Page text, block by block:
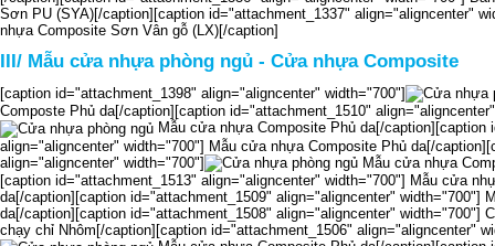
Sơn PU (SYA)[/caption][caption id="attachment_1337" align="aligncenter"
nhựa Composite Sơn Vân gỗ (LX)[/caption]
III/ Mẫu cửa nhựa phòng ngủ - Cửa nhựa Composite
[caption id="attachment_1398" align="aligncenter" width="700"]
Composte Phủ da[/caption][caption id="attachment_1510"
Mẫu cửa nhựa Composite Phủ da[/caption][caption
align="aligncenter" width="700"] Mẫu cửa nhựa Composite Phủ da[/
align="aligncenter" width="700"]
Mẫu cửa nhựa
[caption id="attachment_1513" align="aligncenter" width="700"] Mẫu cửa
da[/caption][caption id="attachment_1509" align="aligncenter" width="700"]
da[/caption][caption id="attachment_1508" align="aligncenter" width="700"]
chạy chỉ Nhôm[/caption][caption id="attachment_1506" align="aligncenter"